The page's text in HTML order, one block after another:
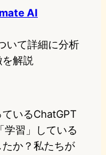
AI
いて詳細に分析
を解説
いるChatGPT
学習」している
か？私たちが